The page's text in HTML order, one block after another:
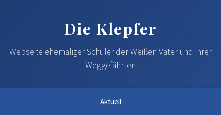
Die Klepfer
Webseite ehemaliger Schüler der Weißen Väter und ihrer
Weggefährten
Aktuell